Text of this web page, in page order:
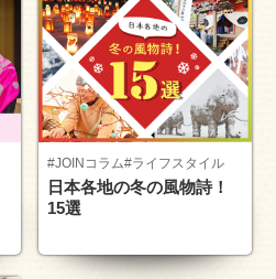
#JOINコラム#ライフスタイル
日本各地の冬の風物詩！
15選